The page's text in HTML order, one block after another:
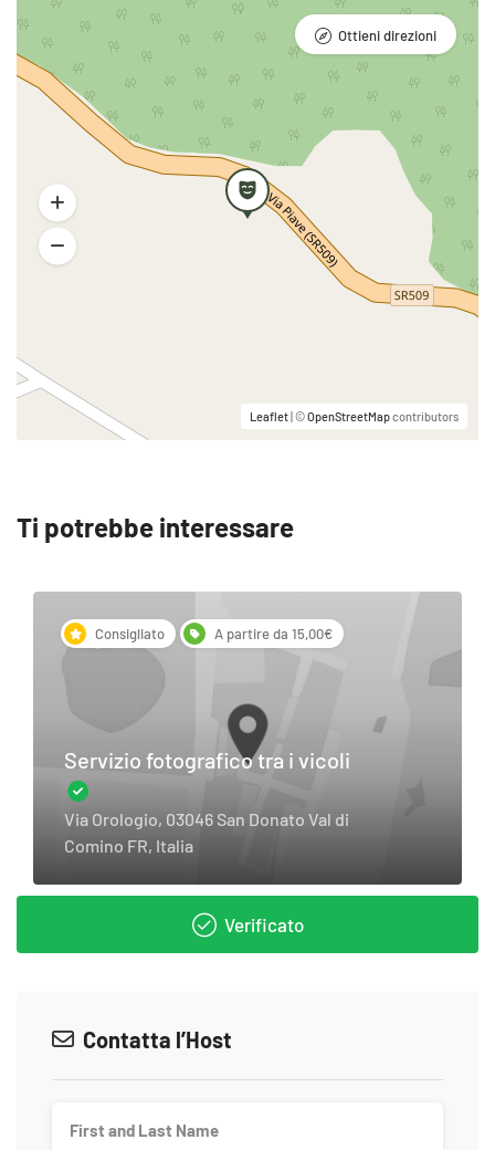
Leaflet| ©OpenStreetMapcontributors
Ottieni direzioni
Ti potrebbe interessare
Consigliato A partire da 15,00€
Servizio fotografico tra i vicoli
Via Orologio, 03046 San Donato Val di
Comino FR, Italia
Verificato
Contatta l’Host